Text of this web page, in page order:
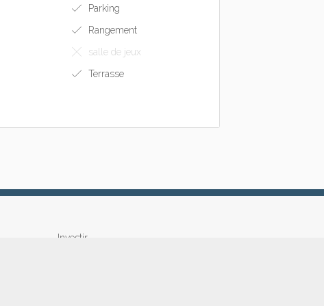
Parking
Rangement
salle de jeux
Terrasse
Investir